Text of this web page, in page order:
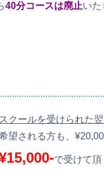
40分コースは廃止いた
クールを受けられた翌
望される方も、
で受けて